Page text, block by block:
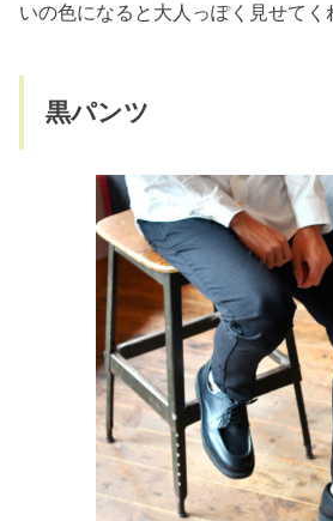
いの色になると大人っぽく見せてく
黒パンツ